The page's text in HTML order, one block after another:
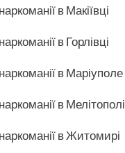
в Макіївці
в Горлівці
в Маріуполе
в Мелітополі
в Житомирі